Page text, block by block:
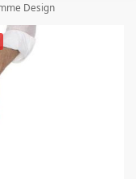
Design